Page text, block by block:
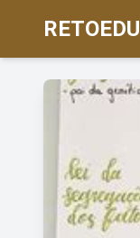
RETOEDU